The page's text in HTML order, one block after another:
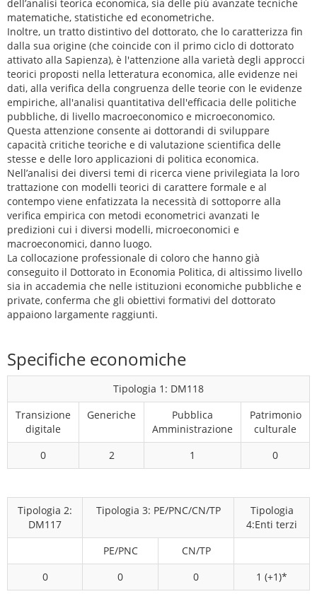
dell’analisi teorica economica, sia delle più avanzate tecniche
matematiche, statistiche ed econometriche.
Inoltre, un tratto distintivo del dottorato, che lo caratterizza fin
dalla sua origine (che coincide con il primo ciclo di dottorato
attivato alla Sapienza), è l'attenzione alla varietà degli approcci
teorici proposti nella letteratura economica, alle evidenze nei
dati, alla verifica della congruenza delle teorie con le evidenze
empiriche, all'analisi quantitativa dell'efficacia delle politiche
pubbliche, di livello macroeconomico e microeconomico.
Questa attenzione consente ai dottorandi di sviluppare
capacità critiche teoriche e di valutazione scientifica delle
stesse e delle loro applicazioni di politica economica.
Nell’analisi dei diversi temi di ricerca viene privilegiata la loro
trattazione con modelli teorici di carattere formale e al
contempo viene enfatizzata la necessità di sottoporre alla
verifica empirica con metodi econometrici avanzati le
predizioni cui i diversi modelli, microeconomici e
macroeconomici, danno luogo.
La collocazione professionale di coloro che hanno già
conseguito il Dottorato in Economia Politica, di altissimo livello
sia in accademia che nelle istituzioni economiche pubbliche e
private, conferma che gli obiettivi formativi del dottorato
appaiono largamente raggiunti.
Specifiche economiche
Tipologia 1: DM118
Transizione
digitale
Generiche
Pubblica
Amministrazione
Patrimonio
culturale
0
2 1 0
Tipologia 2:
DM117
Tipologia 3: PE/PNC/CN/TP
Tipologia
4:Enti terzi
PE/PNC
CN/TP
0
0 0 1 (+1)*